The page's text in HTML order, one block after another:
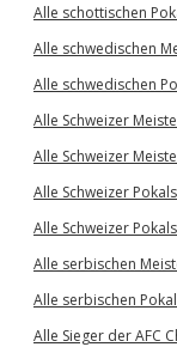
Alle schottischen
Alle schwedischen
Alle schwedischen
Alle Schweizer
Alle Schweizer
Alle Schweizer
Alle Schweizer
Alle serbischen
Alle serbischen
Alle Sieger der AFC